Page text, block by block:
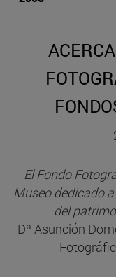
El Fondo
Museo dedicado
del
Dª Asunción